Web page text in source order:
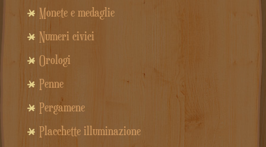
Monete e medaglie
Numeri civici
Orologi
Penne
Pergamene
Placchette illuminazione